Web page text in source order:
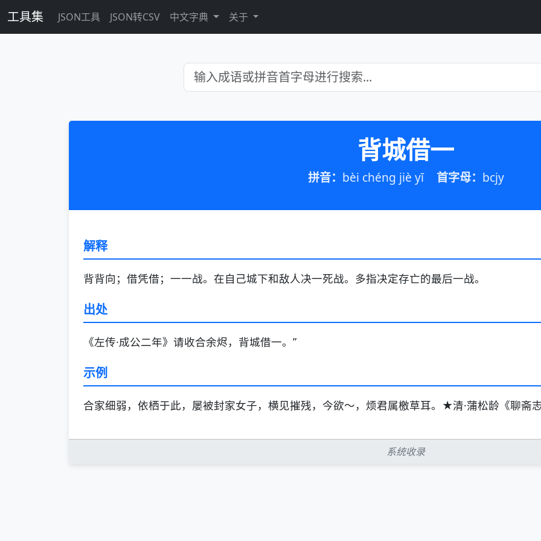
工具集 JSON工具 JSON转CSV 中文字典 关于
背城借一
拼音： bèi chéng jiè yī 首字母： bcjy
解释
背背向；借凭借；一一战。在自己城下和敌人决一死战。多指决定存亡的最后一战。
出处
《左传·成公二年》请收合余烬，背城借一。”
示例
合家细弱，依栖于此，屡被封家女子，横见摧残，今欲～，烦君属檄草耳。★清·蒲松龄《聊斋
系统收录